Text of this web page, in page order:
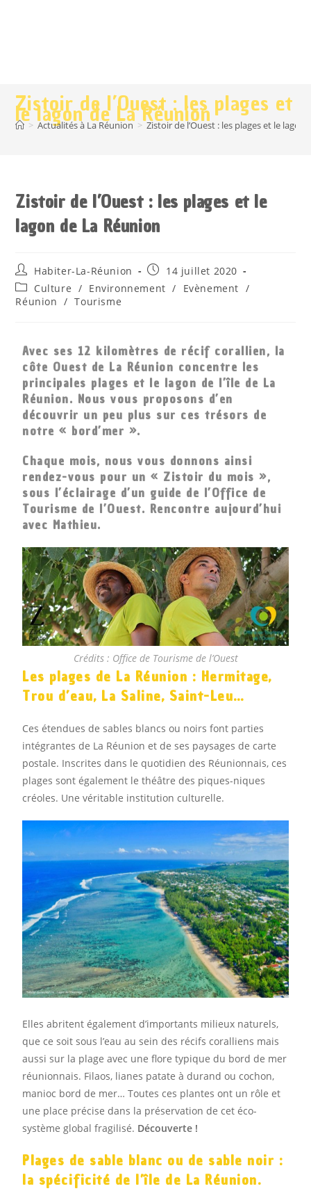
Zistoir de l’Ouest : les plages et
le lagon de La Réunion
> Actualités à La Réunion > Zistoir de l’Ouest : les plages et le lagon
Zistoir de l’Ouest : les plages et le
lagon de La Réunion
Habiter-La-Réunion
14 juillet 2020
Culture / Environnement / Evènement /
Réunion / Tourisme
Avec ses 12 kilomètres de récif corallien, la
côte Ouest de La Réunion concentre les
principales plages et le lagon de l’île de La
Réunion. Nous vous proposons d’en
découvrir un peu plus sur ces trésors de
notre « bord’mer ».
Chaque mois, nous vous donnons ainsi
rendez-vous pour un « Zistoir du mois »,
sous l’éclairage d’un guide de l’Office de
Tourisme de l’Ouest. Rencontre aujourd’hui
avec Mathieu.
Crédits : Office de Tourisme de l’Ouest
Les plages de La Réunion : Hermitage,
Trou d’eau, La Saline, Saint-Leu…
Ces étendues de sables blancs ou noirs font parties
intégrantes de La Réunion et de ses paysages de carte
postale. Inscrites dans le quotidien des Réunionnais, ces
plages sont également le théâtre des piques-niques
créoles. Une véritable institution culturelle.
Elles abritent également d’importants milieux naturels,
que ce soit sous l’eau au sein des récifs coralliens mais
aussi sur la plage avec une flore typique du bord de mer
réunionnais. Filaos, lianes patate à durand ou cochon,
manioc bord de mer… Toutes ces plantes ont un rôle et
une place précise dans la préservation de cet éco-
système global fragilisé. Découverte !
Plages de sable blanc ou de sable noir :
la spécificité de l’île de La Réunion.